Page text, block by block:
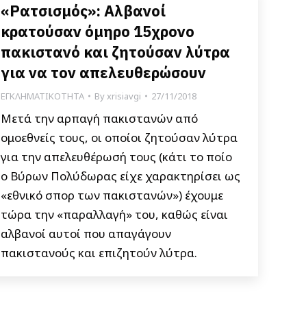
«Ρατσισμός»: Αλβανοί
κρατούσαν όμηρο 15χρονο
πακιστανό και ζητούσαν λύτρα
για να τον απελευθερώσουν
ΕΓΚΛΗΜΑΤΙΚΟΤΗΤΑ Byxrisiavgi 27/11/2018
Μετά την αρπαγή πακιστανών από
ομοεθνείς τους, οι οποίοι ζητούσαν λύτρα
για την απελευθέρωσή τους (κάτι το ποίο
ο Βύρων Πολύδωρας είχε χαρακτηρίσει ως
«εθνικό σπορ των πακιστανών») έχουμε
τώρα την «παραλλαγή» του, καθώς είναι
αλβανοί αυτοί που απαγάγουν
πακιστανούς και επιζητούν λύτρα.